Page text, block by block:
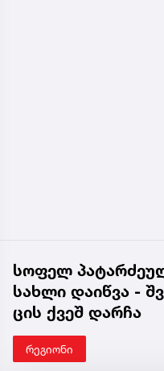
სოფელ
სახლი დაიწვა -
ცის ქვეშ დარჩა
რეგიონი